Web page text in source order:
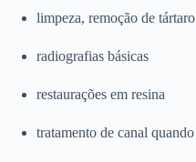
limpeza, remoção de
radiografias básicas
restaurações em resina
tratamento de canal